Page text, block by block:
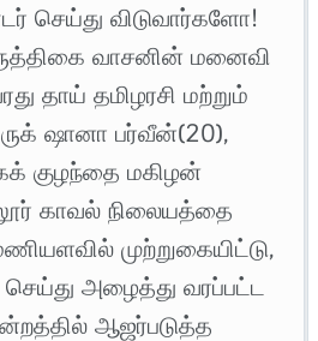
செய்து விடுவார்களோ!
வாசனின் மனைவி
தாய் தமிழரசி மற்றும்
ஷானா பர்வீன்(20),
குழந்தை மகிழன்
காவல் நிலையத்தை
முற்றுகையிட்டு,
அழைத்து வரப்பட்ட
ஆஜர்படுத்த